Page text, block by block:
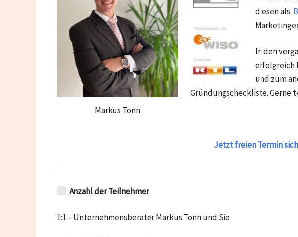
Markus Tonn
diesen als
In den
erfolgreich
und zum
Gründungscheckliste. Gerne
Jetzt freien Termin
Anzahl der Teilnehmer
1:1 – Unternehmensberater Markus Tonn und Sie